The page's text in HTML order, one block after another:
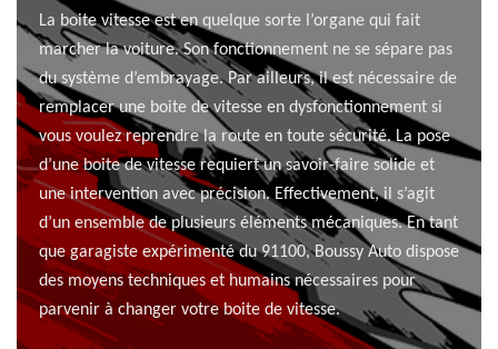
La boite vitesse est en quelque sorte l’organe qui fait
marcher la voiture. Son fonctionnement ne se sépare pas
du système d’embrayage. Par ailleurs, il est nécessaire de
remplacer une boite de vitesse en dysfonctionnement si
vous voulez reprendre la route en toute sécurité. La pose
d’une boite de vitesse requiert un savoir-faire solide et
une intervention avec précision. Effectivement, il s’agit
d’un ensemble de plusieurs éléments mécaniques. En tant
que garagiste expérimenté du 91100, Boussy Auto dispose
des moyens techniques et humains nécessaires pour
parvenir à changer votre boite de vitesse.